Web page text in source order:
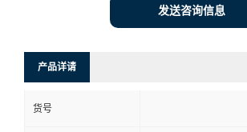
发送咨询信息
产品详请
货号